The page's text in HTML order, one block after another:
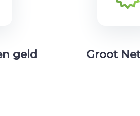
geld Groot